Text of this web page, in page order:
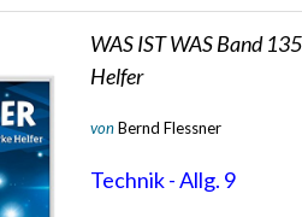
WAS IST WAS Band
Helfer
vonBernd Flessner
Technik - Allg. 9